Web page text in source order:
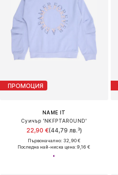
ПРОМОЦИЯ
NAME IT
Суичър 'NKFPTAROUND'
22,90 €(44,79 лв.³)
Първоначално: 32,90 €
Последна най-ниска цена:9,16 €